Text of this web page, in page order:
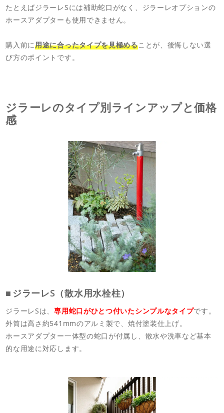
たとえばジラーレSには補助蛇口がなく、ジラーレオプションの
ホースアダプターも使用できません。
購入前に用途に合ったタイプを見極めることが、後悔しない選
び方のポイントです。
ジラーレのタイプ別ラインアップと価格
感
ジラーレS（散水用水栓柱）
ジラーレSは、専用蛇口がひとつ付いたシンプルなタイプです。
外筒は高さ約541mmのアルミ製で、焼付塗装仕上げ。
ホースアダプター一体型の蛇口が付属し、散水や洗車など基本
的な用途に対応します。